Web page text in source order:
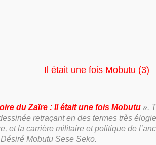
Il était une fois Mobutu (3)
du Zaïre : Il était une fois Mobutu ».
retraçant en des termes très
et la carrière militaire et politique de
Mobutu Sese Seko.